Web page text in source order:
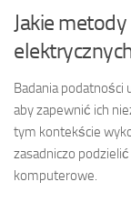
Jakie
Badania podatności
aby zapewnić ich
tym kontekście
zasadniczo
komputerowe.